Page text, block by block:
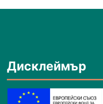
Дисклеймър